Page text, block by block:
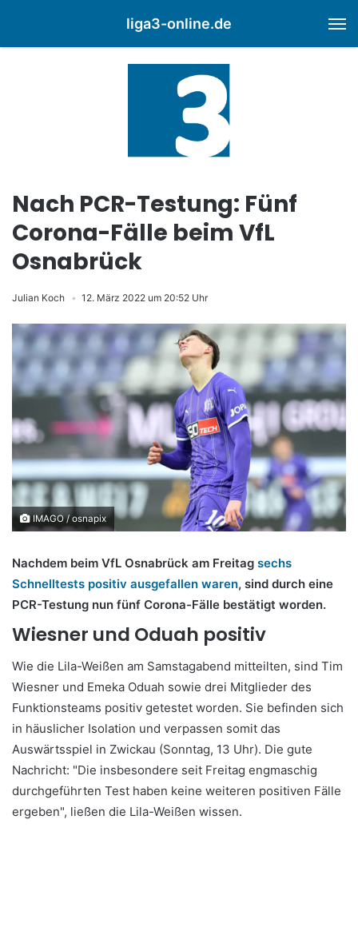
liga3-online.de
Nach PCR-Testung: Fünf
Corona-Fälle beim VfL
Osnabrück
Julian Koch 12. März 2022 um 20:52 Uhr
IMAGO / osnapix
Nachdem beim VfL Osnabrück am Freitag sechs
Schnelltests positiv ausgefallen waren, sind durch eine
PCR-Testung nun fünf Corona-Fälle bestätigt worden.
Wiesner und Oduah positiv
Wie die Lila-Weißen am Samstagabend mitteilten, sind Tim
Wiesner und Emeka Oduah sowie drei Mitglieder des
Funktionsteams positiv getestet worden. Sie befinden sich
in häuslicher Isolation und verpassen somit das
Auswärtsspiel in Zwickau (Sonntag, 13 Uhr). Die gute
Nachricht: "Die insbesondere seit Freitag engmaschig
durchgeführten Test haben keine weiteren positiven Fälle
ergeben", ließen die Lila-Weißen wissen.